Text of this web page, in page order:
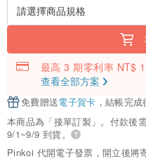
最高 3 期零利率 NT$
查看全部方案
免費贈送電子賀卡 ，結帳完
本商品為「接單訂製」。付款後
9/1~9/9 到貨。
Pinkoi 代開電子發票，開立後將